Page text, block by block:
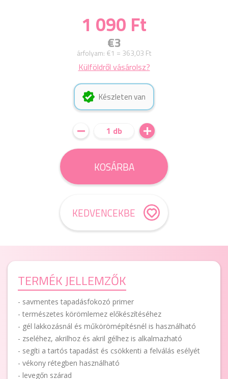
1 090 Ft
€3
árfolyam: €1 = 363,03 Ft
Külföldről vásárolsz?
Készleten van
1 db
KOSÁRBA
KEDVENCEKBE
TERMÉK JELLEMZŐK
- savmentes tapadásfokozó primer
- természetes körömlemez előkészítéséhez
- gél lakkozásnál és műkörömépítésnél is használható
- zseléhez, akrilhoz és akril gélhez is alkalmazható
- segíti a tartós tapadást és csökkenti a felválás esélyét
- vékony rétegben használható
- levegőn szárad